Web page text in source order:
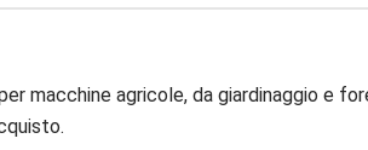
macchine agricole, da giardinaggio e